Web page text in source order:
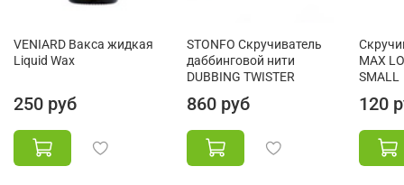
VENIARD Вакса жидкая
Liquid Wax
250 руб
STONFO Скручиватель
даббинговой нити
DUBBING TWISTER
860 руб
MAX
SMALL
120